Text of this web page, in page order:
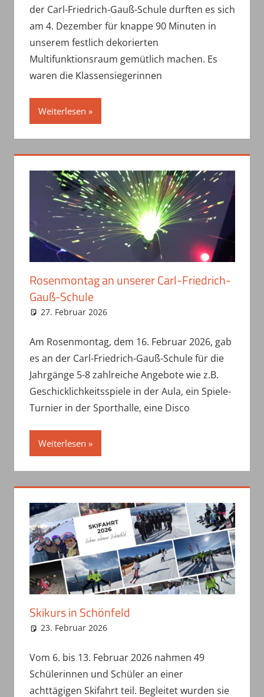
der Carl-Friedrich-Gauß-Schule durften es sich
am 4. Dezember für knappe 90 Minuten in
unserem festlich dekorierten
Multifunktionsraum gemütlich machen. Es
waren die Klassensiegerinnen
Weiterlesen
Rosenmontag an unserer Carl-Friedrich-
Gauß-Schule
27. Februar 2026
Am Rosenmontag, dem 16. Februar 2026, gab
es an der Carl-Friedrich-Gauß-Schule für die
Jahrgänge 5-8 zahlreiche Angebote wie z.B.
Geschicklichkeitsspiele in der Aula, ein Spiele-
Turnier in der Sporthalle, eine Disco
Weiterlesen
Skikurs in Schönfeld
23. Februar 2026
Vom 6. bis 13. Februar 2026 nahmen 49
Schülerinnen und Schüler an einer
achttägigen Skifahrt teil. Begleitet wurden sie